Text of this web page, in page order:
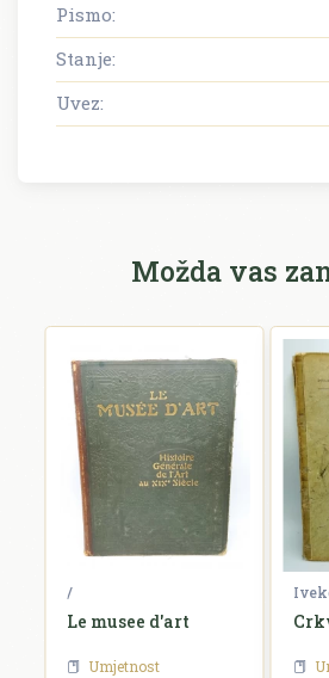
Pismo:
Stanje:
Uvez:
Možda vas
/
Le musee d'art
Umjetnost